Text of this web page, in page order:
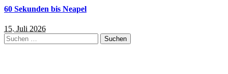
60 Sekunden bis Neapel
15. Juli 2026
Suchen
nach: